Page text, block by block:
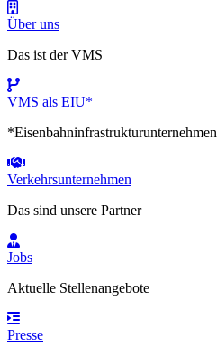
Über uns
Das ist der VMS
VMS als EIU*
*Eisenbahninfrastrukturunternehmen
Verkehrsunternehmen
Das sind unsere Partner
Jobs
Aktuelle Stellenangebote
Presse